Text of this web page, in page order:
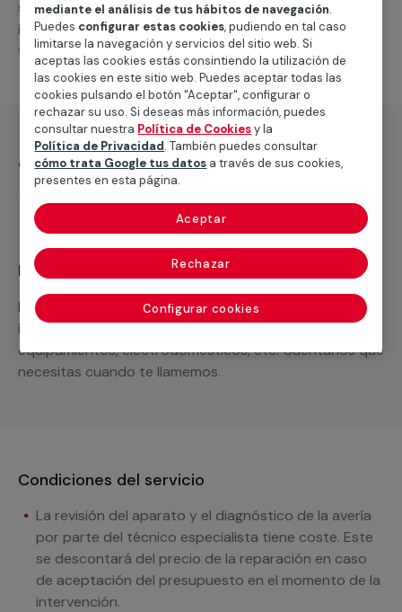
suministro de los materiales necesarios, las
intervenciones a realizar, o la mano de obra que hará
falta para completar tu proyecto.
¿Qué incluye?
Recuerda que en MULTIMAP
Podemos ofrecer cualquier servicio a medida
incluyendo todo lo que necesites: materiales,
equipamientos, electrodomésticos, etc. Cuéntanos que
necesitas cuando te llamemos.
Condiciones del servicio
La revisión del aparato y el diagnóstico de la avería
por parte del técnico especialista tiene coste. Este
se descontará del precio de la reparación en caso
de aceptación del presupuesto en el momento de la
intervención.
mediante el análisis de tus hábitos de navegación.
Puedes configurar estas cookies, pudiendo en tal caso
limitarse la navegación y servicios del sitio web. Si
aceptas las cookies estás consintiendo la utilización de
las cookies en este sitio web. Puedes aceptar todas las
cookies pulsando el botón "Aceptar", configurar o
rechazar su uso. Si deseas más información, puedes
consultar nuestra Política de Cookiesy la
Política de Privacidad. También puedes consultar
cómo trata Google tus datos a través de sus cookies,
presentes en esta página.
Configurar cookies
Rechazar
Aceptar